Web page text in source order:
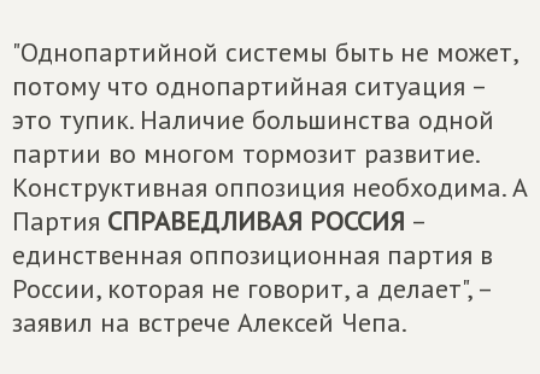
"Однопартийной системы быть не может,
потому что однопартийная ситуация –
это тупик. Наличие большинства одной
партии во многом тормозит развитие.
Конструктивная оппозиция необходима. А
Партия СПРАВЕДЛИВАЯ РОССИЯ –
единственная оппозиционная партия в
России, которая не говорит, а делает", –
заявил на встрече Алексей Чепа.